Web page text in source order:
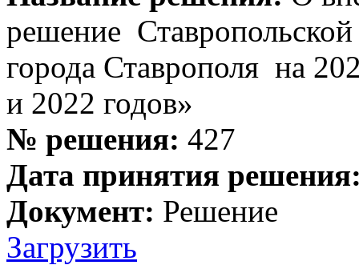
решение
города Ставрополя на
и 2022 годов»
№ решения: 427
Дата принятия
Документ: Решение
Загрузить